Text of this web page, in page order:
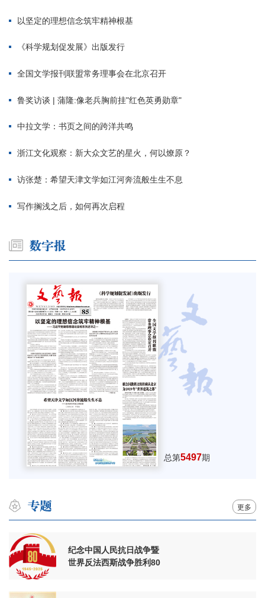
以坚定的理想信念筑牢精神根基
《科学规划促发展》出版发行
全国文学报刊联盟常务理事会在北京召开
鲁奖访谈 | 蒲隆:像老兵胸前挂"红色英勇勋章"
中拉文学：书页之间的跨洋共鸣
浙江文化观察：新大众文艺的星火，何以燎原？
访张楚：希望天津文学如江河奔流般生生不息
写作搁浅之后，如何再次启程
总第5497期
更多
纪念中国人民抗日战争暨
世界反法西斯战争胜利80